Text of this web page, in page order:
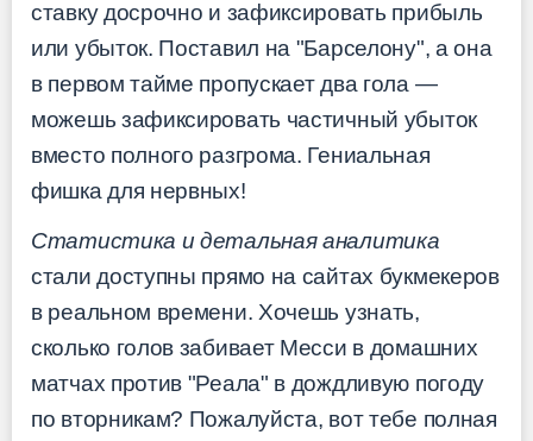
ставку досрочно и зафиксировать прибыль
или убыток. Поставил на "Барселону", а она
в первом тайме пропускает два гола —
можешь зафиксировать частичный убыток
вместо полного разгрома. Гениальная
фишка для нервных!
Статистика и детальная аналитика
стали доступны прямо на сайтах букмекеров
в реальном времени. Хочешь узнать,
сколько голов забивает Месси в домашних
матчах против "Реала" в дождливую погоду
по вторникам? Пожалуйста, вот тебе полная